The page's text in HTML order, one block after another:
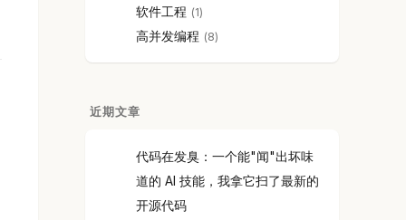
软件工程 1
高并发编程 8
近期文章
代码在发臭：一个能"闻"出坏味
道的 AI 技能，我拿它扫了最新的
开源代码